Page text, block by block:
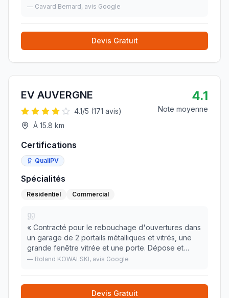
travaux réalisés . Travail sérieux, respect des
recommandons cette»
— Cavard Bernard, avis Google
Devis Gratuit
EV AUVERGNE
4.1/5 (171 avis)
À 15.8 km
4.1
Note moyenne
Certifications
QualiPV
Spécialités
Résidentiel Commercial
« Contracté pour le rebouchage d'ouvertures dans
un garage de 2 portails métalliques et vitrés, une
grande fenêtre vitrée et une porte. Dépose et
évacuation réalisé. Murs réalisés avec technique
— Roland KOWALSKI, avis Google
Devis Gratuit